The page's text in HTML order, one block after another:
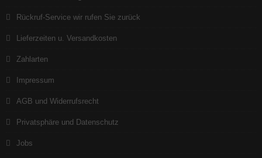
Rückruf-Service wir rufen Sie zurück
Lieferzeiten u. Versandkosten
Zahlarten
Impressum
AGB und Widerrufsrecht
Privatsphäre und Datenschutz
Jobs